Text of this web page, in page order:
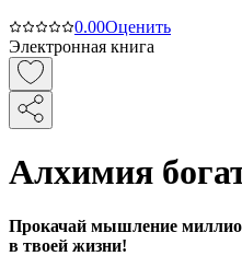
0.00Оценить
Электронная книга
Алхимия
Прокачай мышление
в твоей жизни!